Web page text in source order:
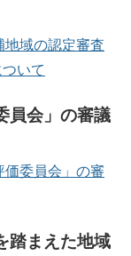
地域の認定審査
いて
員会」の審議
価委員会」の審
踏まえた地域